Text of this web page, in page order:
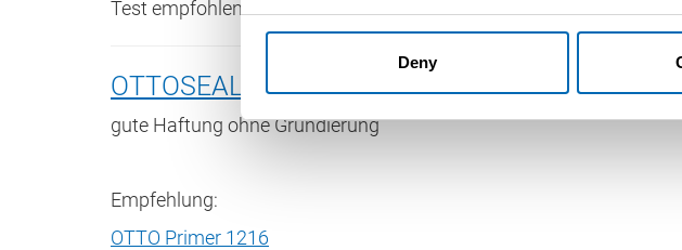
Deny
Test empfohlen
OTTOSEAL® S 140
gute Haftung ohne Grundierung
Empfehlung:
OTTO Primer 1216